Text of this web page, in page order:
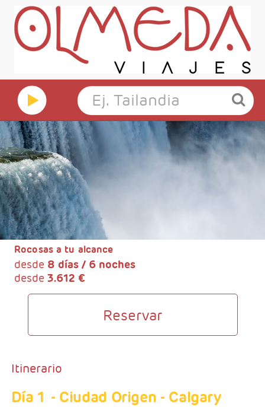
Rocosas a tu alcance
desde 8 días / 6 noches
desde 3.612 €
Reservar
Itinerario
Día 1 - Ciudad Origen - Calgary